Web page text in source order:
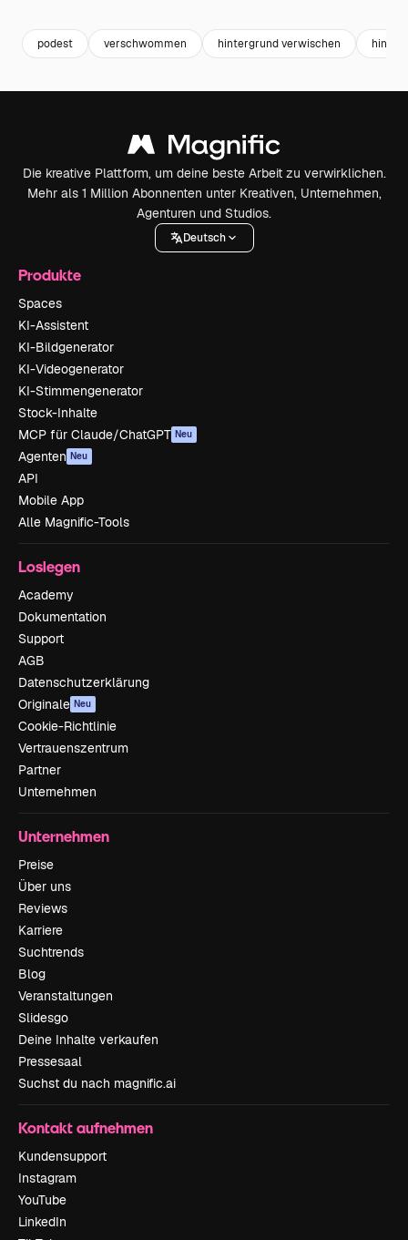
podest verschwommen hintergrund verwischen
Die kreative Plattform, um deine beste Arbeit zu verwirklichen.
Mehr als 1 Million Abonnenten unter Kreativen, Unternehmen,
Agenturen und Studios.
Deutsch
Produkte
Spaces
KI-Assistent
KI-Bildgenerator
KI-Videogenerator
KI-Stimmengenerator
Stock-Inhalte
MCP für Claude/ChatGPT Neu
Agenten Neu
API
Mobile App
Alle Magnific-Tools
Loslegen
Academy
Dokumentation
Support
AGB
Datenschutzerklärung
Originale Neu
Cookie-Richtlinie
Vertrauenszentrum
Partner
Unternehmen
Unternehmen
Preise
Über uns
Reviews
Karriere
Suchtrends
Blog
Veranstaltungen
Slidesgo
Deine Inhalte verkaufen
Pressesaal
Suchst du nach magnific.ai
Kontakt aufnehmen
Kundensupport
Instagram
YouTube
LinkedIn